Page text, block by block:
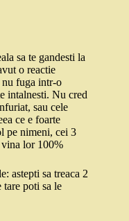
sa te gandesti la
o reactie
fuga intr-o
intalnesti. Nu cred
sau cele
ce e foarte
pe nimeni, cei 3
vina lor 100%
astepti sa treaca 2
tare poti sa le